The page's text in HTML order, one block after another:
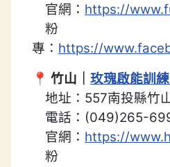
官網： https://
粉
專： https://
📍 竹山｜ 玫瑰啟能訓
地址：557南投縣竹
電話：(049)265-
官網： https://
粉